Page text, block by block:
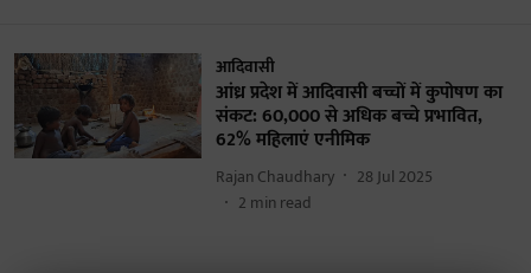
आदिवासी
आंध्र प्रदेश में आदिवासी बच्चों में कुपोषण का
संकट: 60,000 से अधिक बच्चे प्रभावित,
62% महिलाएं एनीमिक
Rajan Chaudhary
28 Jul 2025
2 min read